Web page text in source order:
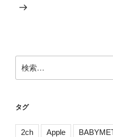
ー
索:
タグ
2ch Apple